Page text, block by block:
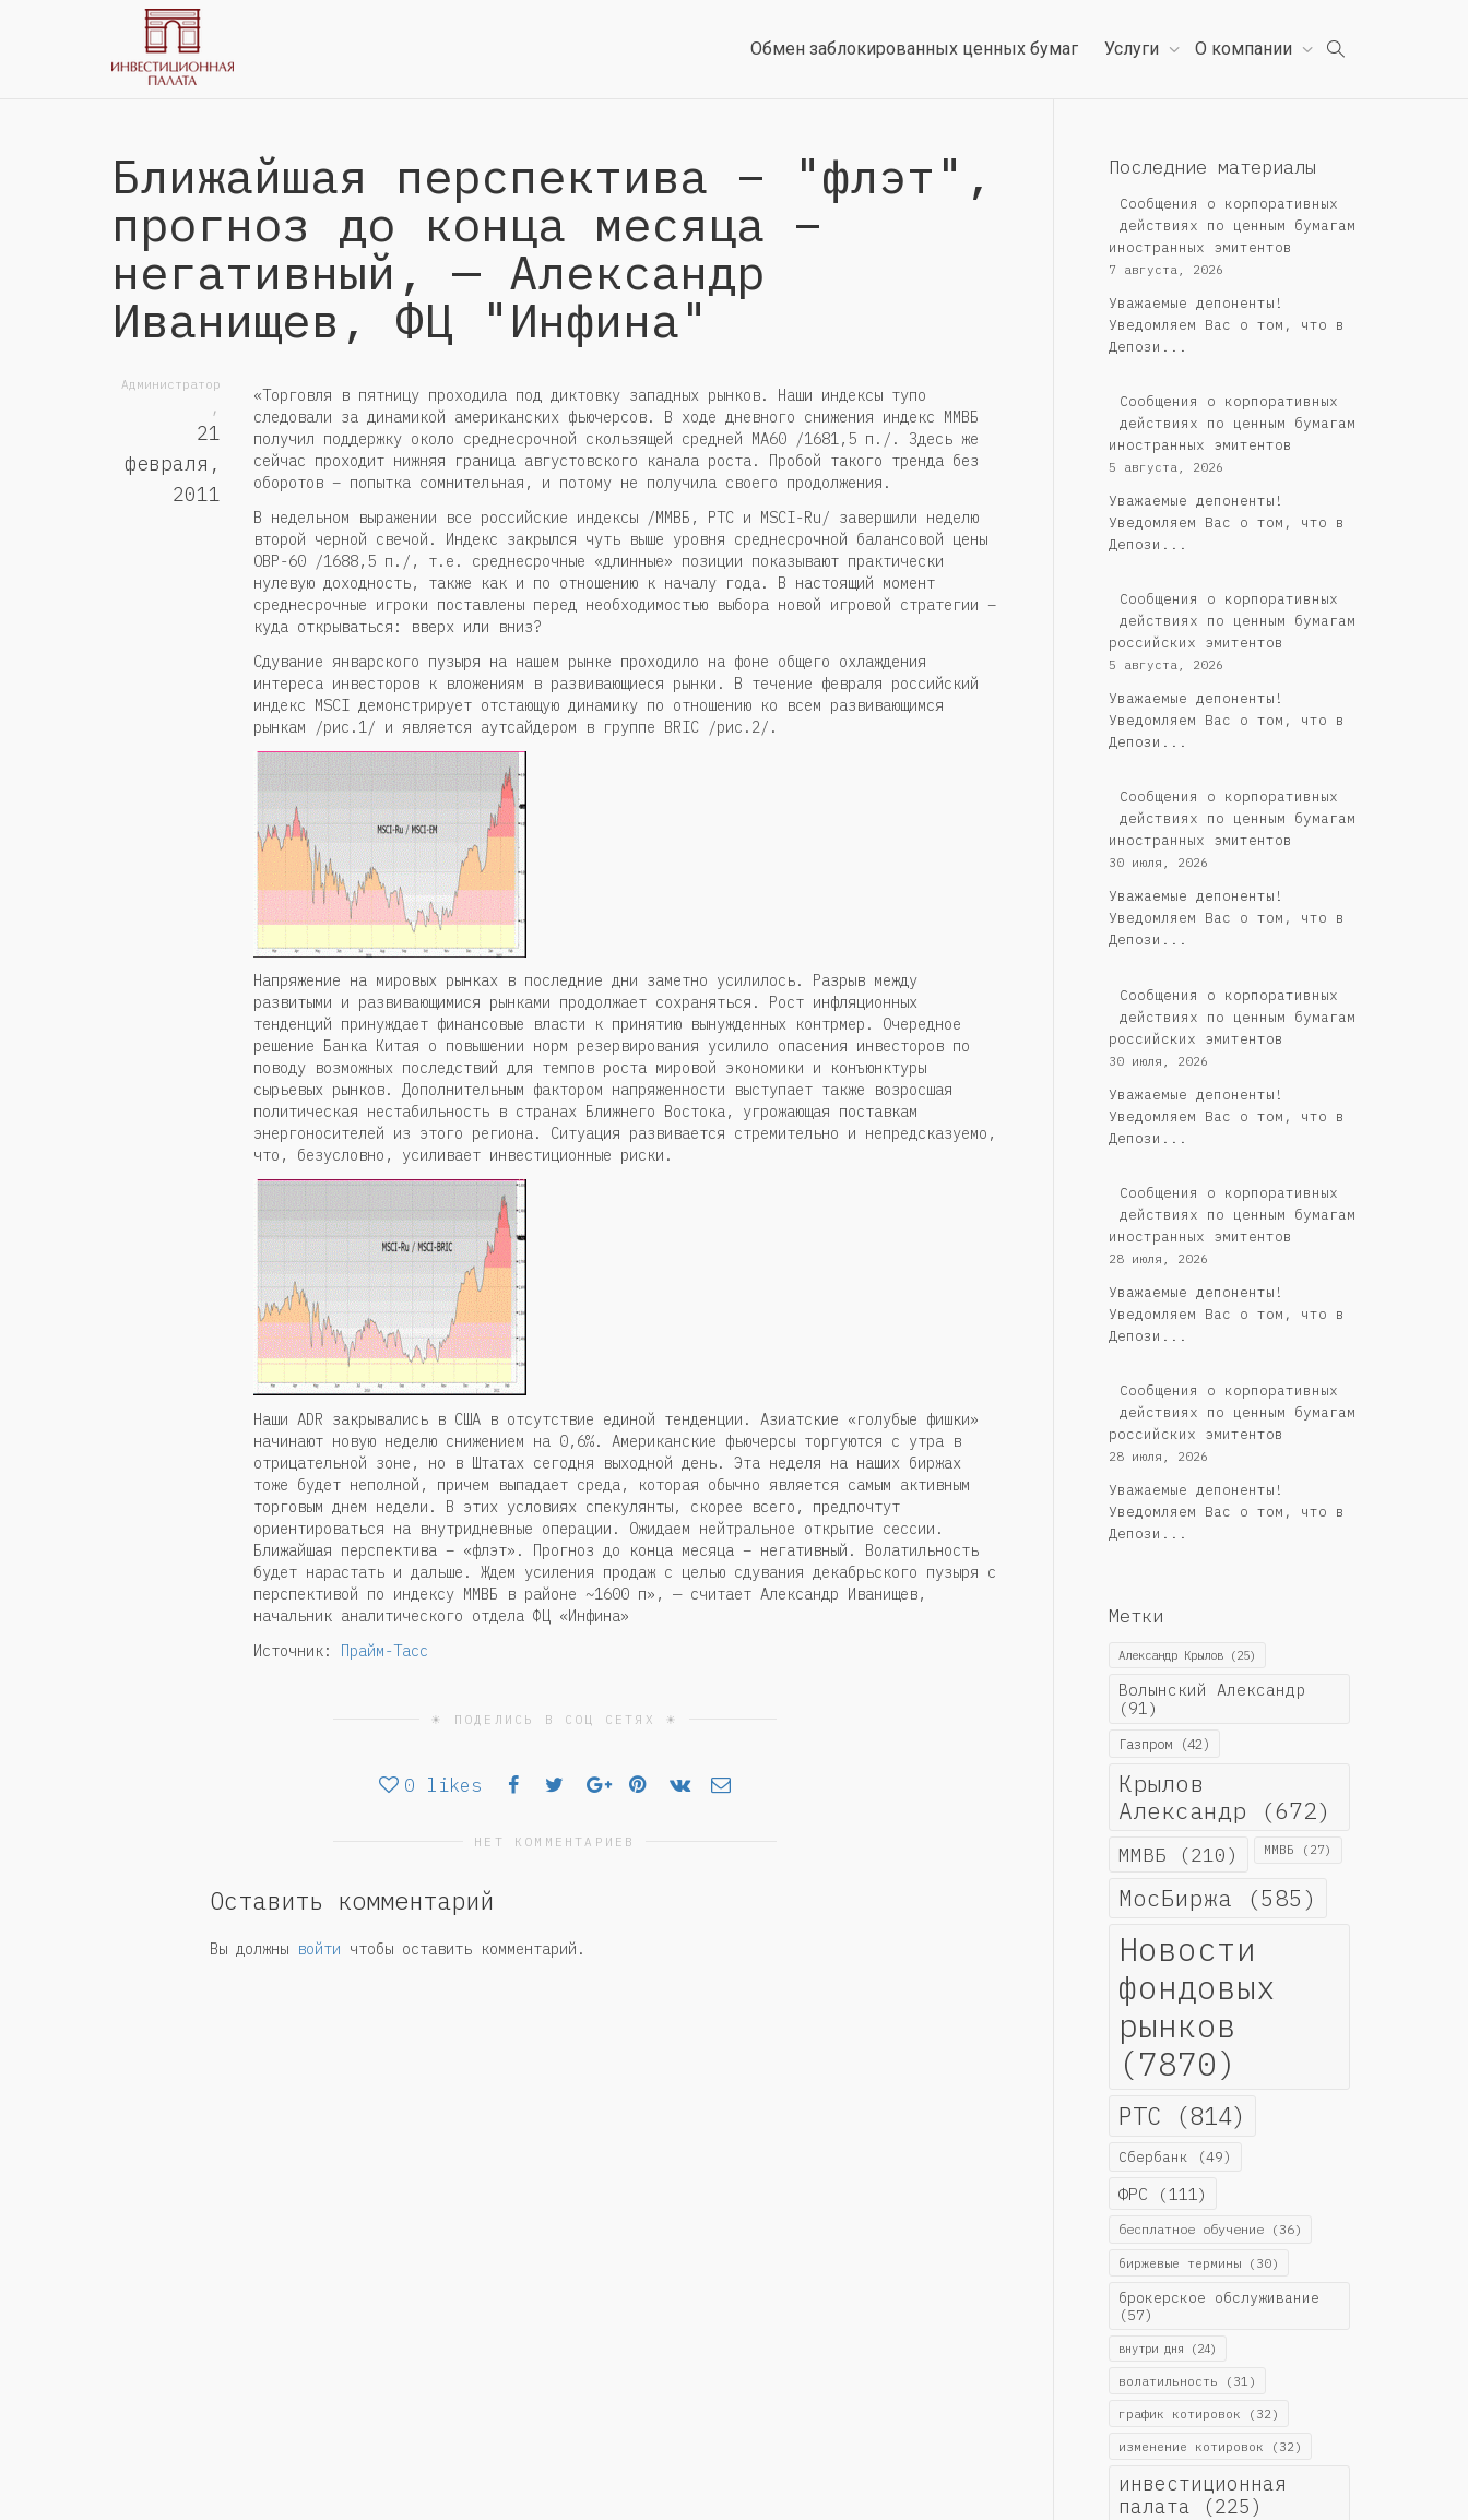
Обмен заблокированных ценных бумаг Услуги О компании
Ближайшая перспектива – "флэт",
прогноз до конца месяца –
негативный, — Александр
Иванищев, ФЦ "Инфина"
Администратор
,
21
февраля,
2011
«Торговля в пятницу проходила под диктовку западных рынков. Наши индексы тупо
следовали за динамикой американских фьючерсов. В ходе дневного снижения индекс ММВБ
получил поддержку около среднесрочной скользящей средней МА60 /1681,5 п./. Здесь же
сейчас проходит нижняя граница августовского канала роста. Пробой такого тренда без
оборотов – попытка сомнительная, и потому не получила своего продолжения.
В недельном выражении все российские индексы /ММВБ, РТС и MSCI-Ru/ завершили неделю
второй черной свечой. Индекс закрылся чуть выше уровня среднесрочной балансовой цены
ОВР-60 /1688,5 п./, т.е. среднесрочные «длинные» позиции показывают практически
нулевую доходность, также как и по отношению к началу года. В настоящий момент
среднесрочные игроки поставлены перед необходимостью выбора новой игровой стратегии –
куда открываться: вверх или вниз?
Сдувание январского пузыря на нашем рынке проходило на фоне общего охлаждения
интереса инвесторов к вложениям в развивающиеся рынки. В течение февраля российский
индекс MSCI демонстрирует отстающую динамику по отношению ко всем развивающимся
рынкам /рис.1/ и является аутсайдером в группе BRIC /рис.2/.
Напряжение на мировых рынках в последние дни заметно усилилось. Разрыв между
развитыми и развивающимися рынками продолжает сохраняться. Рост инфляционных
тенденций принуждает финансовые власти к принятию вынужденных контрмер. Очередное
решение Банка Китая о повышении норм резервирования усилило опасения инвесторов по
поводу возможных последствий для темпов роста мировой экономики и конъюнктуры
сырьевых рынков. Дополнительным фактором напряженности выступает также возросшая
политическая нестабильность в странах Ближнего Востока, угрожающая поставкам
энергоносителей из этого региона. Ситуация развивается стремительно и непредсказуемо,
что, безусловно, усиливает инвестиционные риски.
Наши ADR закрывались в США в отсутствие единой тенденции. Азиатские «голубые фишки»
начинают новую неделю снижением на 0,6%. Американские фьючерсы торгуются с утра в
отрицательной зоне, но в Штатах сегодня выходной день. Эта неделя на наших биржах
тоже будет неполной, причем выпадает среда, которая обычно является самым активным
торговым днем недели. В этих условиях спекулянты, скорее всего, предпочтут
ориентироваться на внутридневные операции. Ожидаем нейтральное открытие сессии.
Ближайшая перспектива – «флэт». Прогноз до конца месяца – негативный. Волатильность
будет нарастать и дальше. Ждем усиления продаж с целью сдувания декабрьского пузыря с
перспективой по индексу ММВБ в районе ~1600 п», — считает Александр Иванищев,
начальник аналитического отдела ФЦ «Инфина»
Источник: Прайм-Тасс
☀ ПОДЕЛИСЬ В СОЦ СЕТЯХ ☀
0 likes
НЕТ КОММЕНТАРИЕВ
Оставить комментарий
Вы должны войти чтобы оставить комментарий.
Последние материалы
Сообщения о корпоративных
действиях по ценным бумагам
иностранных эмитентов
7 августа, 2026
Уважаемые депоненты!
Уведомляем Вас о том, что в
Депози...
Сообщения о корпоративных
действиях по ценным бумагам
иностранных эмитентов
5 августа, 2026
Уважаемые депоненты!
Уведомляем Вас о том, что в
Депози...
Cообщения о корпоративных
действиях по ценным бумагам
российских эмитентов
5 августа, 2026
Уважаемые депоненты!
Уведомляем Вас о том, что в
Депози...
Сообщения о корпоративных
действиях по ценным бумагам
иностранных эмитентов
30 июля, 2026
Уважаемые депоненты!
Уведомляем Вас о том, что в
Депози...
Cообщения о корпоративных
действиях по ценным бумагам
российских эмитентов
30 июля, 2026
Уважаемые депоненты!
Уведомляем Вас о том, что в
Депози...
Сообщения о корпоративных
действиях по ценным бумагам
иностранных эмитентов
28 июля, 2026
Уважаемые депоненты!
Уведомляем Вас о том, что в
Депози...
Cообщения о корпоративных
действиях по ценным бумагам
российских эмитентов
28 июля, 2026
Уважаемые депоненты!
Уведомляем Вас о том, что в
Депози...
Метки
Александр Крылов(25)
Волынский Александр
(91)
Газпром(42)
Крылов
Александр (672)
ММВБ (210) ММВБ (27)
МосБиржа (585)
Новости
фондовых
рынков
(7870)
РТС (814)
Сбербанк (49)
ФРС (111)
бесплатное обучение(36)
биржевые термины(30)
брокерское обслуживание
(57)
внутри дня (24)
волатильность (31)
график котировок (32)
изменение котировок (32)
инвестиционная
палата (225)